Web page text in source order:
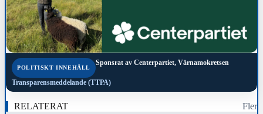
POLITISKT INNEHÅLL
Sponsrat av Centerpartiet, Värnamokretsen
Transparensmeddelande (TTPA)
RELATERAT Fler